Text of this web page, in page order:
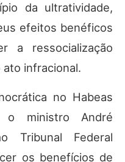
da ultratividade,
efeitos benéficos
a ressocialização
infracional.
no Habeas
o ministro André
Tribunal Federal
os benefícios de